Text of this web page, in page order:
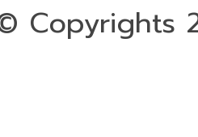
Copyrights